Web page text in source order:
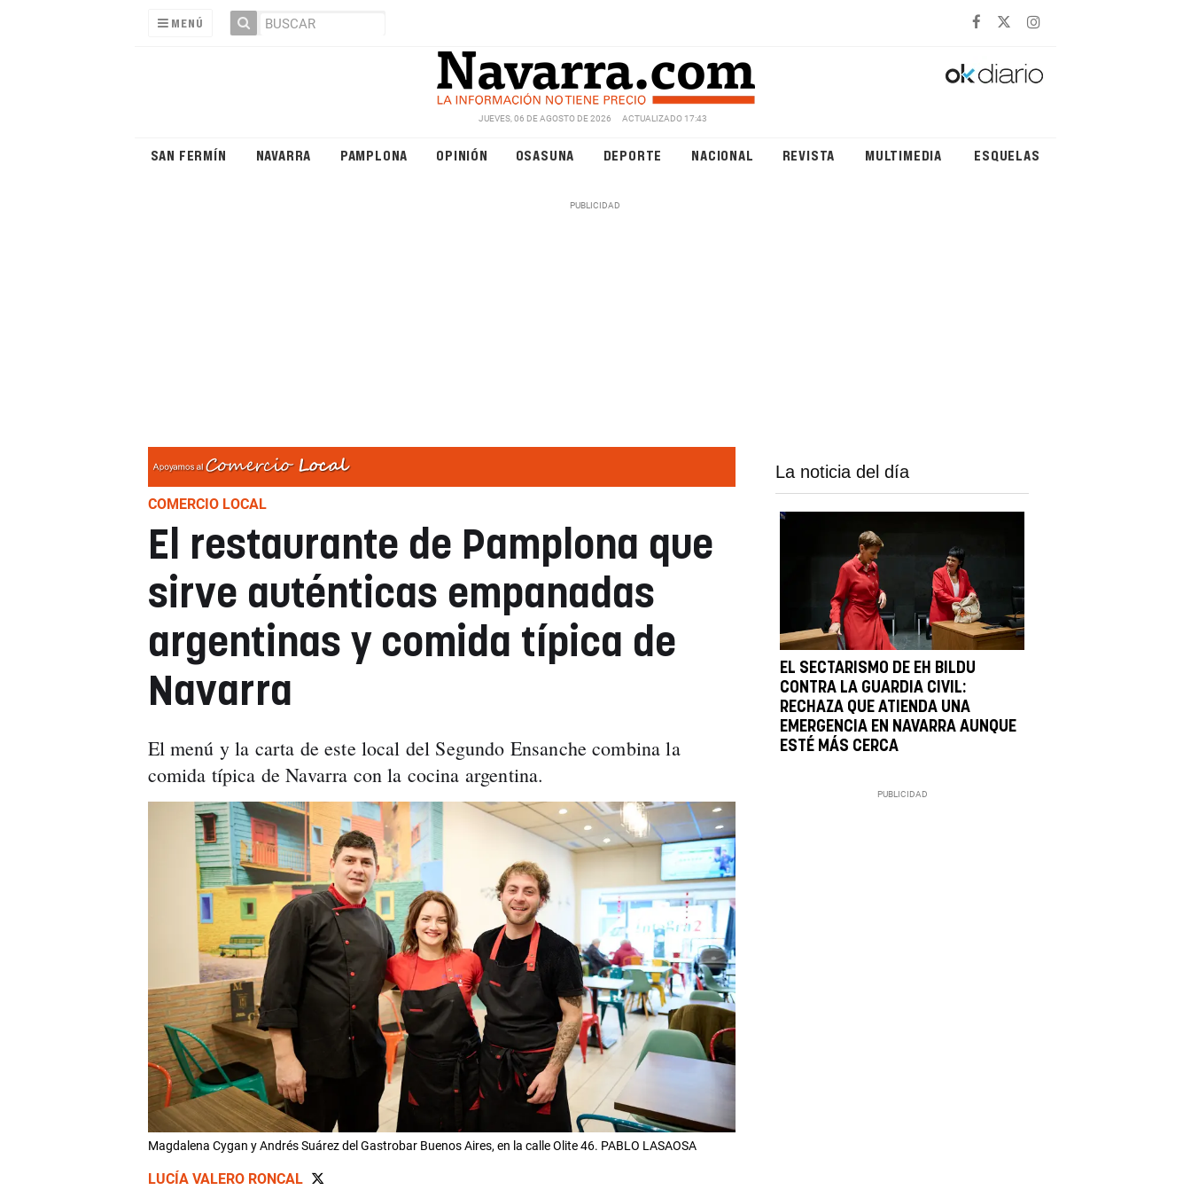
MENÚ
JUEVES, 06 DE AGOSTO DE 2026 ACTUALIZADO 17:43
SAN FERMÍN NAVARRA PAMPLONA OPINIÓN OSASUNA DEPORTE NACIONAL REVISTA MULTIMEDIA ESQUELAS
COMERCIO LOCAL
El restaurante de Pamplona que
sirve auténticas empanadas
argentinas y comida típica de
Navarra
El menú y la carta de este local del Segundo Ensanche combina la
comida típica de Navarra con la cocina argentina.
Magdalena Cygan y Andrés Suárez del Gastrobar Buenos Aires, en la calle Olite 46. PABLO LASAOSA
LUCÍA VALERO RONCAL
La noticia del día
EL SECTARISMO DE EH BILDU
CONTRA LA GUARDIA CIVIL:
RECHAZA QUE ATIENDA UNA
EMERGENCIA EN NAVARRA AUNQUE
ESTÉ MÁS CERCA